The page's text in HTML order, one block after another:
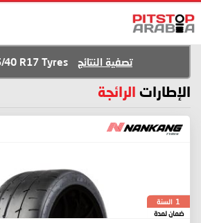
تصفية النتائج 40 R17 Tyres
الإطارات الرائجة
1 السنة
ضمان لمدة